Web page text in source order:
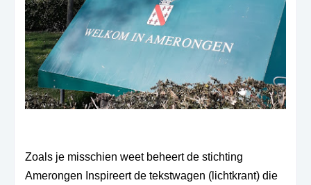
Zoals je misschien weet beheert de stichting
Amerongen Inspireert de tekstwagen (lichtkrant) die